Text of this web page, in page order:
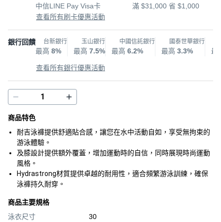
中信LINE Pay Visa卡
滿 $31,000 省 $1,000
查看所有刷卡優惠活動
銀行回饋 台新銀行
最高 8%
玉山銀行
最高 7.5%
中國信託銀行
最高 6.2%
國泰世華銀行
最高 3.3% 最
查看所有銀行優惠活動
商品特色
耐吉泳褲提供舒適貼合感，讓您在水中活動自如，享受無拘束的
游泳體驗。
及膝設計提供額外覆蓋，增加運動時的自信，同時展現時尚運動
風格。
Hydrastrong材質提供卓越的耐用性，適合頻繁游泳訓練，確保
泳褲持久耐穿。
商品主要規格
泳衣尺寸
30